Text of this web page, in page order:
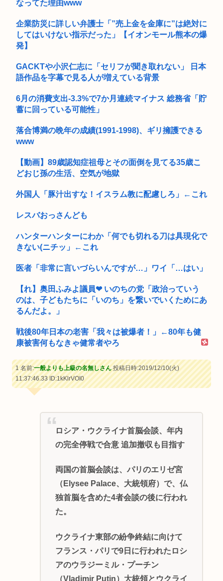
なってた理由www
企業防災に詳しい弁護士「”売上金を金庫に”は絶対に
してはいけない指示だった」【イオンモール熊本の爆
発】
GACKTや小沢仁志に「セリフが聞き取れない」 日本
語作品を字幕で見る人が増えている背景
6月の消費支出-3.3%で7か月連続マイナス 総務省「貯
蓄に回っている可能性」
落合博満の晩年の成績(1991-1998)、ギリ擁護できる
www
【動画】89歳認知症祖母とその面倒を見てる35歳こ
どおじ孫の生活、空気が地獄
外国人「豚汁出すな！イスラム教に配慮しろ」←これ
レスバおっさんども
ハンターハンターにわか「何でも切れる刀は具現化で
きない(ニチッ」←これ
医者「非常に言いづらいんですが…」ワイ「…はい」
【れ】奥田ふみよ議員❤‍ いのちの党「政治っていう
のは、子どもたちに「いのち」を繋いでいくためにあ
るんだよ。」
戦後80年日本の老害「我々は被爆者！」←80年も健
康被害何もなきゃ健常者やろ
1 名前:一般よりも上級の名無しさん投稿日時:2019/12/10(火)
11:37:46.33ID:1kKlrVOI0
ロシア・ウクライナ首脳会談、年内
の完全停戦で合意 追加撤収も目指す
両国の首脳会談は、パリのエリゼ宮
（Elysee Palace、大統領府）で、仏
独首脳を含めた4者会談の後に行われ
た。
ウクライナ東部の紛争終結に向けて
フランス・パリで9日に行われたロシ
アのウラジーミル・プーチン
（Vladimir Putin）大統領とウクライ